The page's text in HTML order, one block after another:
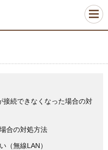
続できなくなった場合の対
合の対処方法
（無線LAN）